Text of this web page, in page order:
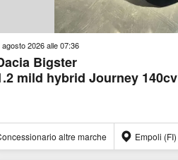
agosto 2026 alle 07:36
Bigster
mild hybrid Journey 140cv
altre marche Empoli (FI)